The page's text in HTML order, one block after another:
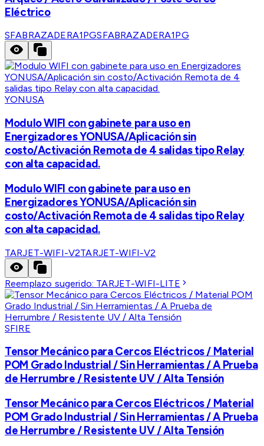
Eléctrico
SFABRAZADERA1PGSFABRAZADERA1PG
YONUSA
Modulo WIFI con gabinete para uso en
Energizadores YONUSA/Aplicación sin
costo/Activación Remota de 4 salidas tipo Relay
con alta capacidad.
Modulo WIFI con gabinete para uso en
Energizadores YONUSA/Aplicación sin
costo/Activación Remota de 4 salidas tipo Relay
con alta capacidad.
TARJET-WIFI-V2TARJET-WIFI-V2
Reemplazo sugerido: TARJET-WIFI-LITE
SFIRE
Tensor Mecánico para Cercos Eléctricos / Material
POM Grado Industrial / Sin Herramientas / A Prueba
de Herrumbre / Resistente UV / Alta Tensión
Tensor Mecánico para Cercos Eléctricos / Material
POM Grado Industrial / Sin Herramientas / A Prueba
de Herrumbre / Resistente UV / Alta Tensión